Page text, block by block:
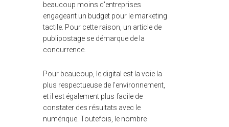
beaucoup moins d'entreprises
engageant un budget pour le marketing
tactile. Pour cette raison, un article de
publipostage se démarque de la
concurrence.
Pour beaucoup, le digital est la voie la
plus respectueuse de l'environnement,
et il est également plus facile de
constater des résultats avec le
numérique. Toutefois, le nombre